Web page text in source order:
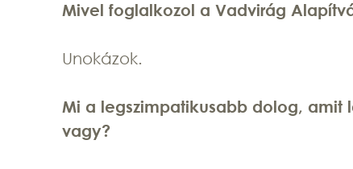
Mivel foglalkozol a Vadvirág
Unokázok.
Mi a legszimpatikusabb dolog,
vagy?